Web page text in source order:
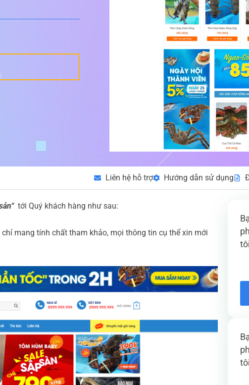
Liên hệ hỗ trợ Hướng dẫn sử dụng
tới Quý khách hàng như sau:
mang tính chất tham khảo, mọi thông tin cụ thể xin mới